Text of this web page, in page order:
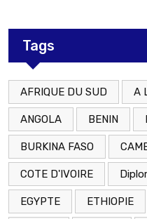
Tags
AFRIQUE DU SUD A
ANGOLA BENIN
BURKINA FASO
COTE D'IVOIRE
EGYPTE ETHIOPIE